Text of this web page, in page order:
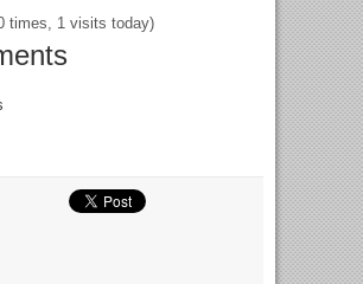
times, 1 visits today)